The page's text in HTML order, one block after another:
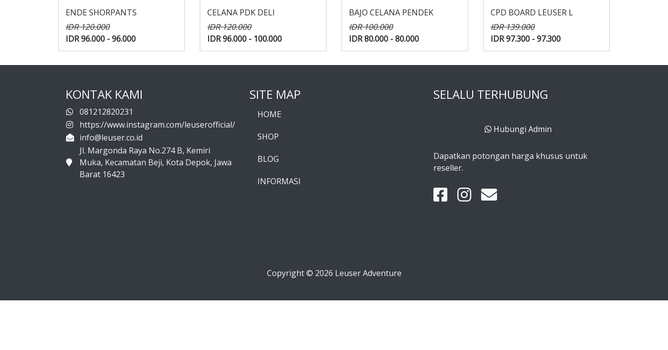
ENDE SHORPANTS
IDR 120.000
IDR 96.000 - 96.000
CELANA PDK DELI
IDR 120.000
IDR 96.000 - 100.000
BAJO CELANA PENDEK
IDR 100.000
IDR 80.000 - 80.000
CPD BOARD LEUSER L
IDR 139.000
IDR 97.300 - 97.300
KONTAK KAMI
081212820231
https://www.instagram.com/leuserofficial/
info@leuser.co.id
Jl. Margonda Raya No.274 B, Kemiri
Muka, Kecamatan Beji, Kota Depok, Jawa
Barat 16423
SITE MAP
HOME
SHOP
BLOG
INFORMASI
SELALU TERHUBUNG
Hubungi Admin
Dapatkan potongan harga khusus untuk
reseller.
Copyright © 2026 Leuser Adventure